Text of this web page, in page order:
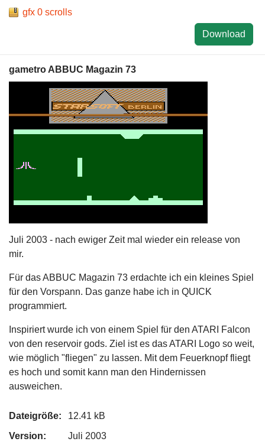
gfx 0 scrolls
Download
gametro ABBUC Magazin 73
Juli 2003 - nach ewiger Zeit mal wieder ein release von
mir.
Für das ABBUC Magazin 73 erdachte ich ein kleines Spiel
für den Vorspann. Das ganze habe ich in QUICK
programmiert.
Inspiriert wurde ich von einem Spiel für den ATARI Falcon
von den reservoir gods. Ziel ist es das ATARI Logo so weit,
wie möglich "fliegen" zu lassen. Mit dem Feuerknopf fliegt
es hoch und somit kann man den Hindernissen
ausweichen.
Dateigröße:
12.41 kB
Version:
Juli 2003